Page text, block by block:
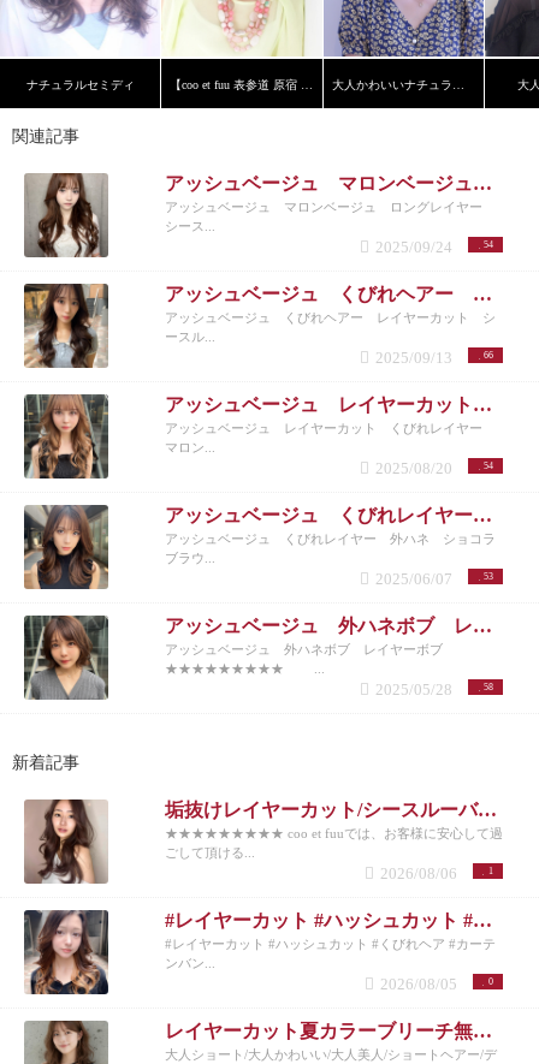
ナチュラルセミディ 【coo et fuu 表参道 原宿 青山】フレンチボブ 藤 大人かわいいナチュラルボブ 大
関連記事
アッシュベージュ マロンベージュ ロングレイヤー シースルーバング
アッシュベージュ マロンベージュ ロングレイヤー
シース...
54
2025/09/24
アッシュベージュ くびれヘアー レイヤーカット シースルーバング
アッシュベージュ くびれヘアー レイヤーカット シ
ースル...
66
2025/09/13
アッシュベージュ レイヤーカット くびれレイヤー マロンベージュ
アッシュベージュ レイヤーカット くびれレイヤー
マロン...
54
2025/08/20
アッシュベージュ くびれレイヤー 外ハネ ショコラブラウン
アッシュベージュ くびれレイヤー 外ハネ ショコラ
ブラウ...
53
2025/06/07
アッシュベージュ 外ハネボブ レイヤーボブ
アッシュベージュ 外ハネボブ レイヤーボブ
★★★★★★★★★ ...
58
2025/05/28
新着記事
垢抜けレイヤーカット/シースルーバング◎夏のベージュカラー
★★★★★★★★★ coo et fuuでは、お客様に安心して過
ごして頂ける...
1
2026/08/06
#レイヤーカット #ハッシュカット #くびれヘア #カーテンバング #インナーカラー
#レイヤーカット #ハッシュカット #くびれヘア #カーテ
ンバン...
0
2026/08/05
レイヤーカット夏カラーブリーチ無しカラー
大人ショート/大人かわいい/大人美人/ショートヘアー/デ